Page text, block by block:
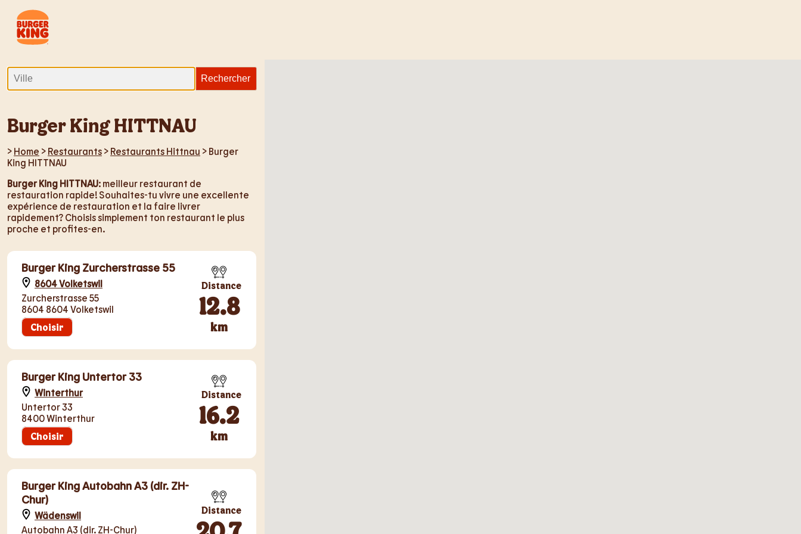
Burger King HITTNAU
> Home > Restaurants > Restaurants Hittnau > Burger
King HITTNAU
Burger King HITTNAU: meilleur restaurant de
restauration rapide! Souhaites-tu vivre une excellente
expérience de restauration et la faire livrer
rapidement? Choisis simplement ton restaurant le plus
proche et profites-en.
Burger King Zurcherstrasse 55
8604 Volketswil
Zurcherstrasse 55
8604 8604 Volketswil
Choisir
Distance
12.8
km
Burger King Untertor 33
Winterthur
Untertor 33
8400 Winterthur
Choisir
Distance
16.2
km
Burger King Autobahn A3 (dir. ZH-
Chur)
Wädenswil
Autobahn A3 (dir. ZH-Chur)
Distance